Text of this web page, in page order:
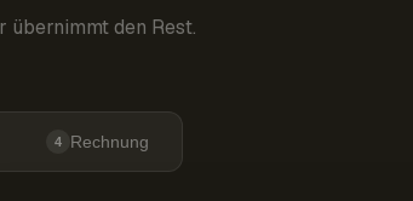
den Rest.
4 Rechnung